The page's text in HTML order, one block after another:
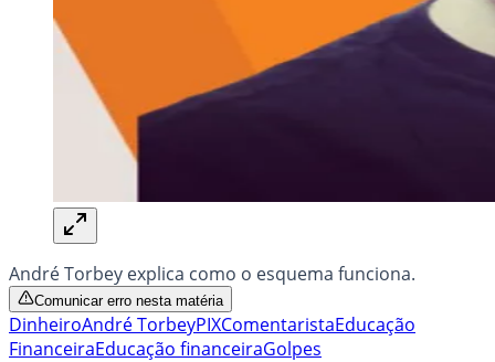
André Torbey explica como o esquema funciona.
Comunicar erro nesta matéria
DinheiroAndré TorbeyPIXComentaristaEducação
FinanceiraEducação financeiraGolpes